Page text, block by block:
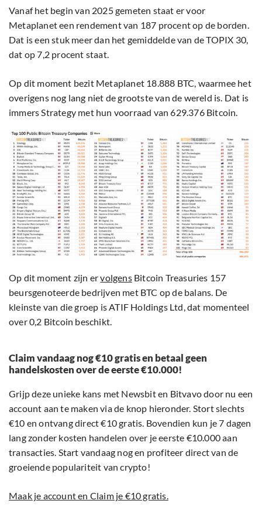
Vanaf het begin van 2025 gemeten staat er voor
Metaplanet een rendement van 187 procent op de borden.
Dat is een stuk meer dan het gemiddelde van de TOPIX 30,
dat op 7,2 procent staat.
Op dit moment bezit Metaplanet 18.888 BTC, waarmee het
overigens nog lang niet de grootste van de wereld is. Dat is
immers Strategy met hun voorraad van 629.376 Bitcoin.
Op dit moment zijn ervolgensBitcoin Treasuries 157
beursgenoteerde bedrijven met BTC op de balans. De
kleinste van die groep is ATIF Holdings Ltd, dat momenteel
over 0,2 Bitcoin beschikt.
Claim vandaag nog €10 gratis en betaal geen
handelskosten over de eerste €10.000!
Grijp deze unieke kans met Newsbit en Bitvavo door nu een
account aan te maken via de knop hieronder. Stort slechts
€10 en ontvang direct €10 gratis. Bovendien kun je 7 dagen
lang zonder kosten handelen over je eerste €10.000 aan
transacties. Start vandaag nog en profiteer direct van de
groeiende populariteit van crypto!
Maak je account en Claim je €10 gratis.